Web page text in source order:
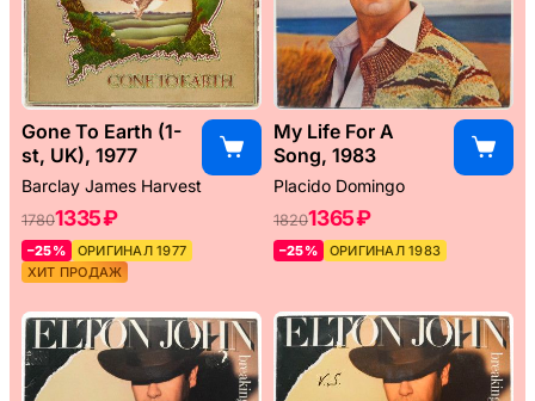
Gone To Earth (1-
st, UK), 1977
Barclay James Harvest
17801335 ₽
–25%
ОРИГИНАЛ 1977
ХИТ ПРОДАЖ
My Life For A
Song, 1983
Placido Domingo
18201365 ₽
–25% ОРИГИНАЛ 1983